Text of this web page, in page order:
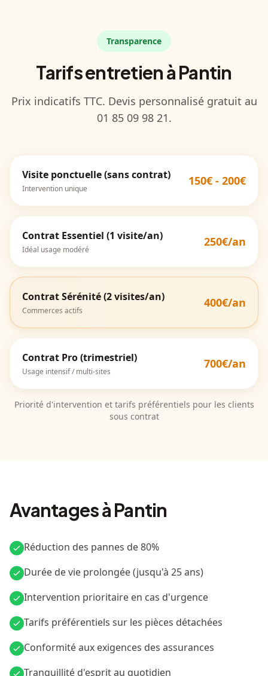
Transparence
Tarifs entretien à Pantin
Prix indicatifs TTC. Devis personnalisé gratuit au
01 85 09 98 21.
Visite ponctuelle (sans contrat)
Intervention unique
150€ - 200€
Contrat Essentiel (1 visite/an)
Idéal usage modéré
250€/an
Contrat Sérénité (2 visites/an)
Commerces actifs
400€/an
Contrat Pro (trimestriel)
Usage intensif / multi-sites
700€/an
Priorité d'intervention et tarifs préférentiels pour les clients
sous contrat
Avantages à Pantin
Réduction des pannes de 80%
Durée de vie prolongée (jusqu'à 25 ans)
Intervention prioritaire en cas d'urgence
Tarifs préférentiels sur les pièces détachées
Conformité aux exigences des assurances
Tranquillité d'esprit au quotidien